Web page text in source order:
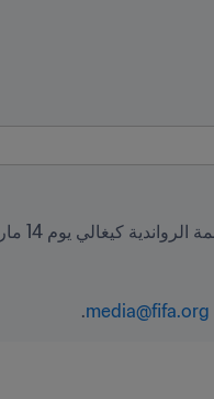
media@fifa.org
.